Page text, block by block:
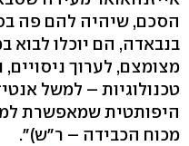
בנבאדה, הם יוכלו
מצומצם, לערוך
טכנולוגיות – למשל
היפותטית שמאפשרת
מכוח הכבידה – ר"ש)".